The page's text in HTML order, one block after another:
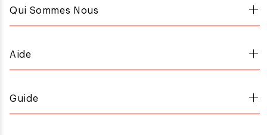
Qui Sommes Nous
Aide
Guide